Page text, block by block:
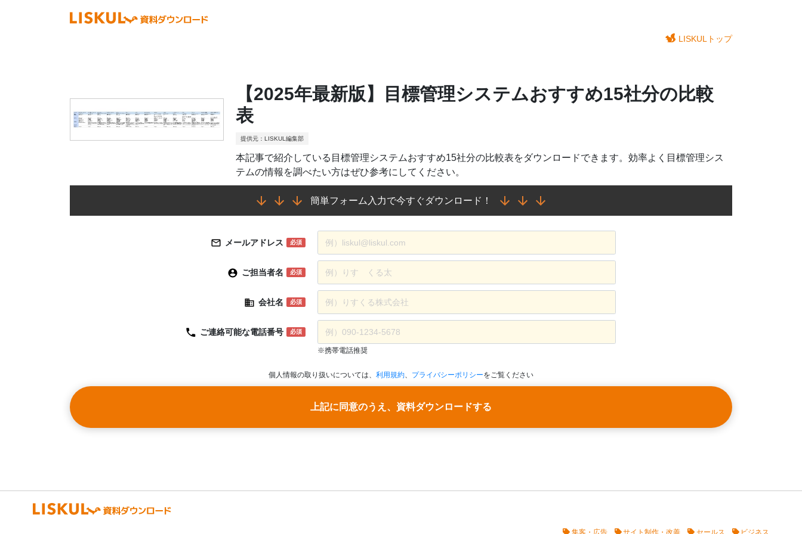
LISKULトップ
【2025年最新版】目標管理システムおすすめ15社分の比較
表
提供元：LISKUL編集部
本記事で紹介している目標管理システムおすすめ15社分の比較表をダウンロードできます。効率よく目標管理シス
テムの情報を調べたい方はぜひ参考にしてください。
簡単フォーム入力で今すぐダウンロード！
メールアドレス 必須
ご担当者名 必須
会社名 必須
ご連絡可能な電話番号 必須
※携帯電話推奨
個人情報の取り扱いについては、 利用規約、 プライバシーポリシーをご覧ください
上記に同意のうえ、資料ダウンロードする
集客・広告 サイト制作・改善 セールス ビジネス